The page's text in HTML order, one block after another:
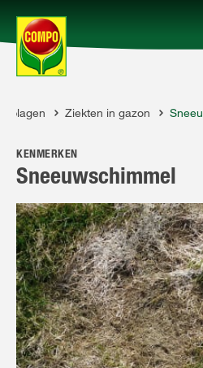
Producten
Advies
Thema's
Tot je dienst
Onderneming
plagen Ziekten in gazon
KENMERKEN
Sneeuwschimmel